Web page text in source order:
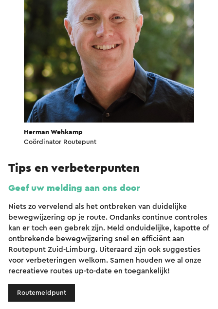
Herman Wehkamp
Coördinator Routepunt
Tips en verbeterpunten
Geef uw melding aan ons door
Niets zo vervelend als het ontbreken van duidelijke
bewegwijzering op je route. Ondanks continue controles
kan er toch een gebrek zijn. Meld onduidelijke, kapotte of
ontbrekende bewegwijzering snel en efficiënt aan
Routepunt Zuid-Limburg. Uiteraard zijn ook suggesties
voor verbeteringen welkom. Samen houden we al onze
recreatieve routes up-to-date en toegankelijk!
Routemeldpunt